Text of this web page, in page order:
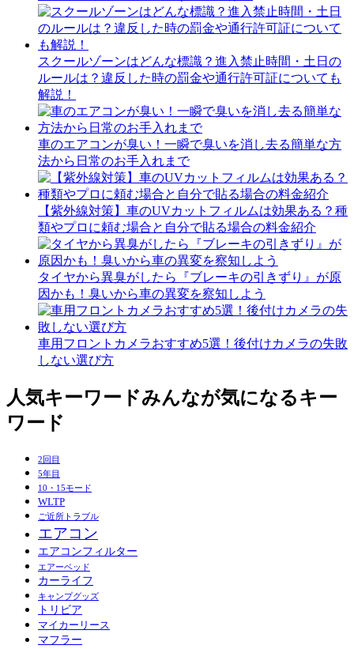
スクールゾーンはどんな標識？進入禁止時間・土日の
ルールは？違反した時の罰金や通行許可証についても
解説！
車のエアコンが臭い！一瞬で臭いを消し去る簡単な方
法から日常のお手入れまで
【紫外線対策】車のUVカットフィルムは効果ある？種
類やプロに頼む場合と自分で貼る場合の料金紹介
タイヤから異臭がしたら『ブレーキの引きずり』が原
因かも！臭いから車の異変を察知しよう
車用フロントカメラおすすめ5選！後付けカメラの失敗
しない選び方
人気キーワードみんなが気になるキー
ワード
2回目
5年目
10・15モード
WLTP
ご近所トラブル
エアコン
エアコンフィルター
エアーベッド
カーライフ
キャンプグッズ
トリビア
マイカーリース
マフラー